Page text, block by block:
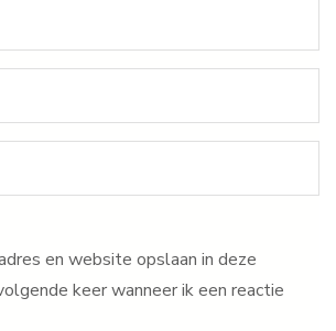
en website opslaan in deze
keer wanneer ik een reactie